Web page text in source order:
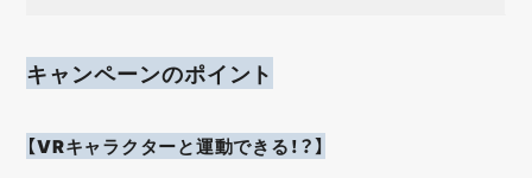
キャンペーンのポイント
【VRキャラクターと運動できる！？】